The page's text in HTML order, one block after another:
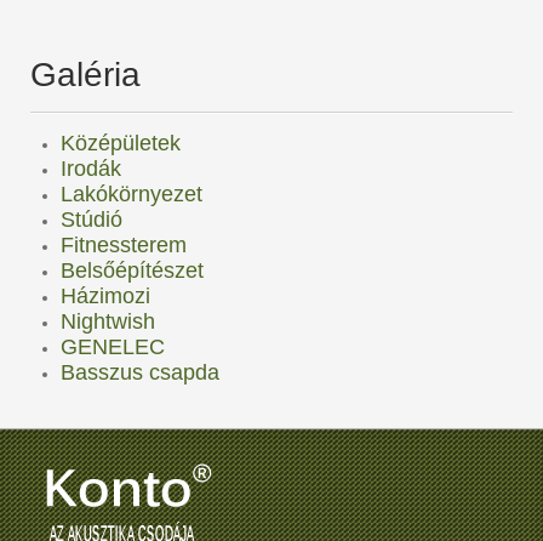
Galéria
Középületek
Irodák
Lakókörnyezet
Stúdió
Fitnessterem
Belsőépítészet
Házimozi
Nightwish
GENELEC
Basszus csapda